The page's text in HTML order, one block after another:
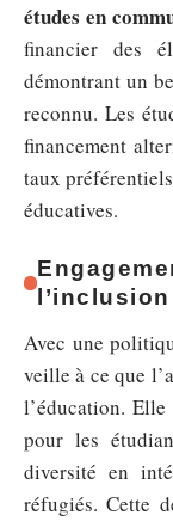
études en
financier des
démontrant un
reconnu. Les
financement
taux
éducatives.
Avec une
veille à ce que
l’éducation. Elle
pour les
diversité en
réfugiés. Cette